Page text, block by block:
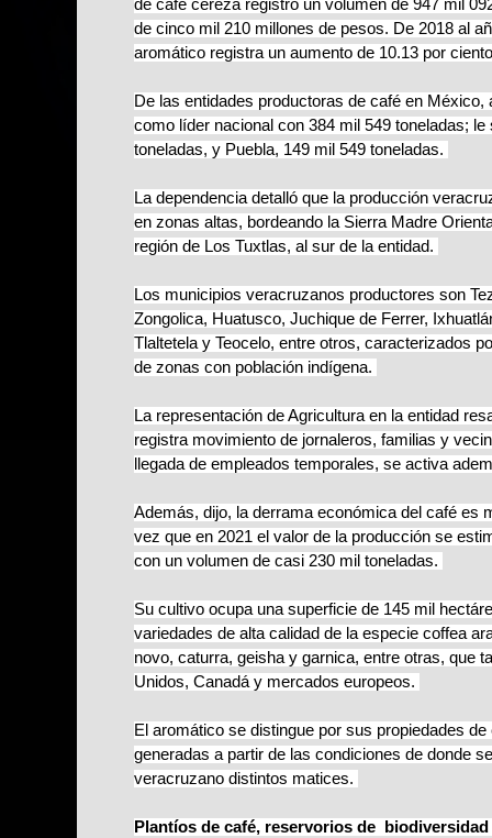
de café cereza registró un volumen de 947 mil
de cinco mil 210 millones de pesos. De 2018 al
aromático registra un aumento de 10.13 por
De las entidades productoras de café en
como líder nacional con 384 mil 549 toneladas;
toneladas, y Puebla, 149 mil 549 toneladas.
La dependencia detalló que la producción
en zonas altas, bordeando la Sierra Madre
región de Los Tuxtlas, al sur de la entidad.
Los municipios veracruzanos productores son
Zongolica, Huatusco, Juchique de Ferrer,
Tlaltetela y Teocelo, entre otros, caracterizados
de zonas con población indígena.
La representación de Agricultura en la entidad
registra movimiento de jornaleros, familias y
llegada de empleados temporales, se activa
Además, dijo, la derrama económica del café es
vez que en 2021 el valor de la producción se
con un volumen de casi 230 mil toneladas.
Su cultivo ocupa una superficie de 145 mil
variedades de alta calidad de la especie coffea
novo, caturra, geisha y garnica, entre otras, que
Unidos, Canadá y mercados europeos.
El aromático se distingue por sus propiedades
generadas a partir de las condiciones de donde
veracruzano distintos matices.
Plantíos de café, reservorios de biodiversidad